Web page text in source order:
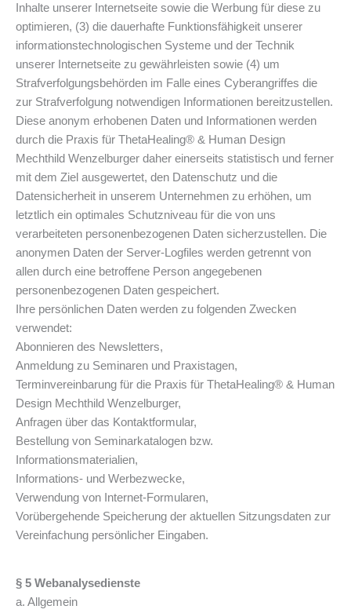
Inhalte unserer Internetseite sowie die Werbung für diese zu
optimieren, (3) die dauerhafte Funktionsfähigkeit unserer
informationstechnologischen Systeme und der Technik
unserer Internetseite zu gewährleisten sowie (4) um
Strafverfolgungsbehörden im Falle eines Cyberangriffes die
zur Strafverfolgung notwendigen Informationen bereitzustellen.
Diese anonym erhobenen Daten und Informationen werden
durch die Praxis für ThetaHealing® & Human Design
Mechthild Wenzelburger daher einerseits statistisch und ferner
mit dem Ziel ausgewertet, den Datenschutz und die
Datensicherheit in unserem Unternehmen zu erhöhen, um
letztlich ein optimales Schutzniveau für die von uns
verarbeiteten personenbezogenen Daten sicherzustellen. Die
anonymen Daten der Server-Logfiles werden getrennt von
allen durch eine betroffene Person angegebenen
personenbezogenen Daten gespeichert.
Ihre persönlichen Daten werden zu folgenden Zwecken
verwendet:
Abonnieren des Newsletters,
Anmeldung zu Seminaren und Praxistagen,
Terminvereinbarung für die Praxis für ThetaHealing® & Human
Design Mechthild Wenzelburger,
Anfragen über das Kontaktformular,
Bestellung von Seminarkatalogen bzw.
Informationsmaterialien,
Informations- und Werbezwecke,
Verwendung von Internet-Formularen,
Vorübergehende Speicherung der aktuellen Sitzungsdaten zur
Vereinfachung persönlicher Eingaben.
§ 5 Webanalysedienste
a. Allgemein